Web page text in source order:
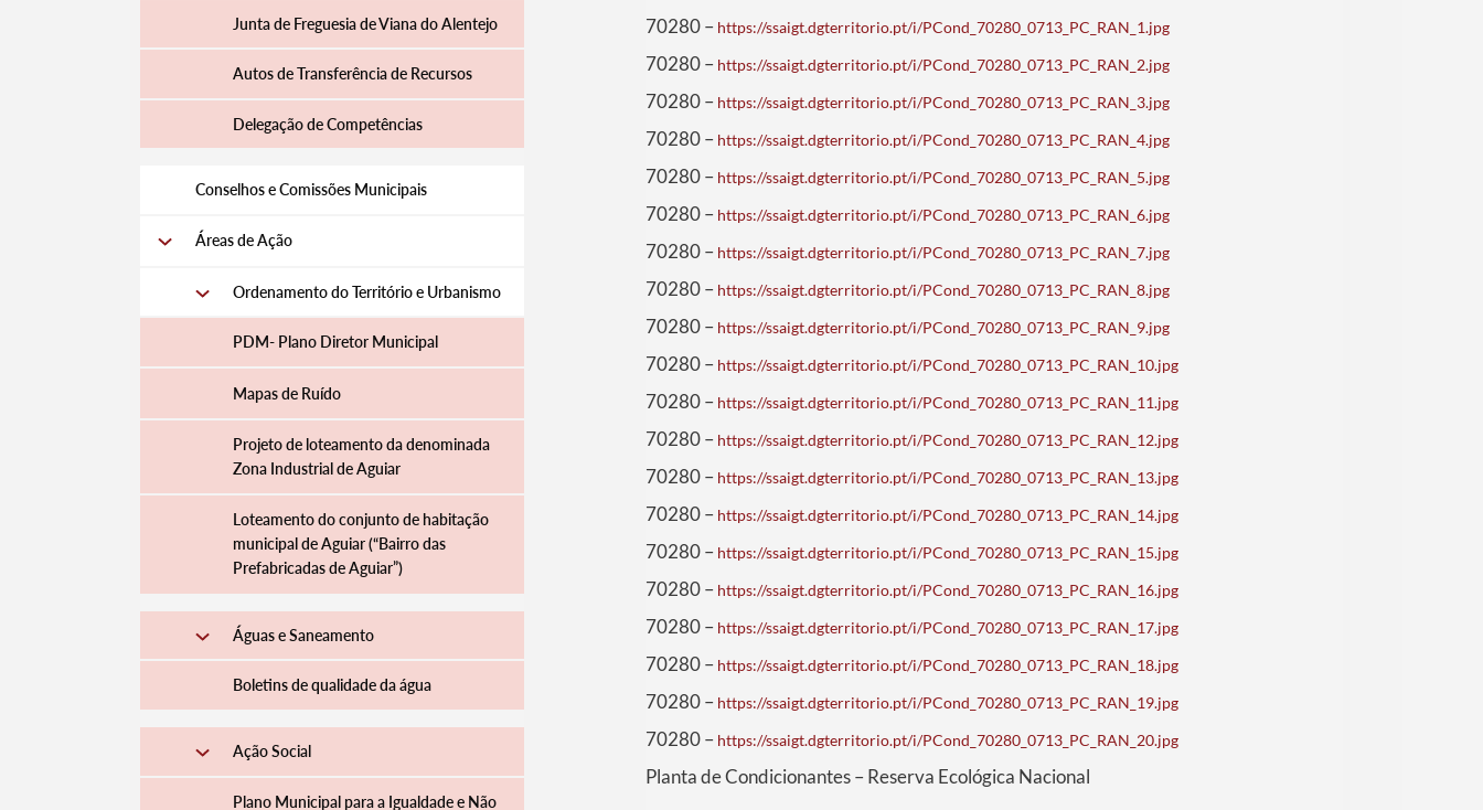
Junta de Freguesia de Viana do Alentejo
Autos de Transferência de Recursos
Delegação de Competências
Conselhos e Comissões Municipais
Áreas de Ação
Ordenamento do Território e Urbanismo
PDM- Plano Diretor Municipal
Mapas de Ruído
Projeto de loteamento da denominada
Zona Industrial de Aguiar
Loteamento do conjunto de habitação
municipal de Aguiar (“Bairro das
Prefabricadas de Aguiar”)
Águas e Saneamento
Boletins de qualidade da água
Ação Social
Plano Municipal para a Igualdade e Não
70280 – https://ssaigt.dgterritorio.pt/i/PCond_70280_0713_PC_RAN_1.jpg
70280 – https://ssaigt.dgterritorio.pt/i/PCond_70280_0713_PC_RAN_2.jpg
70280 – https://ssaigt.dgterritorio.pt/i/PCond_70280_0713_PC_RAN_3.jpg
70280 – https://ssaigt.dgterritorio.pt/i/PCond_70280_0713_PC_RAN_4.jpg
70280 – https://ssaigt.dgterritorio.pt/i/PCond_70280_0713_PC_RAN_5.jpg
70280 – https://ssaigt.dgterritorio.pt/i/PCond_70280_0713_PC_RAN_6.jpg
70280 – https://ssaigt.dgterritorio.pt/i/PCond_70280_0713_PC_RAN_7.jpg
70280 – https://ssaigt.dgterritorio.pt/i/PCond_70280_0713_PC_RAN_8.jpg
70280 – https://ssaigt.dgterritorio.pt/i/PCond_70280_0713_PC_RAN_9.jpg
70280 – https://ssaigt.dgterritorio.pt/i/PCond_70280_0713_PC_RAN_10.jpg
70280 – https://ssaigt.dgterritorio.pt/i/PCond_70280_0713_PC_RAN_11.jpg
70280 – https://ssaigt.dgterritorio.pt/i/PCond_70280_0713_PC_RAN_12.jpg
70280 – https://ssaigt.dgterritorio.pt/i/PCond_70280_0713_PC_RAN_13.jpg
70280 – https://ssaigt.dgterritorio.pt/i/PCond_70280_0713_PC_RAN_14.jpg
70280 – https://ssaigt.dgterritorio.pt/i/PCond_70280_0713_PC_RAN_15.jpg
70280 – https://ssaigt.dgterritorio.pt/i/PCond_70280_0713_PC_RAN_16.jpg
70280 – https://ssaigt.dgterritorio.pt/i/PCond_70280_0713_PC_RAN_17.jpg
70280 – https://ssaigt.dgterritorio.pt/i/PCond_70280_0713_PC_RAN_18.jpg
70280 – https://ssaigt.dgterritorio.pt/i/PCond_70280_0713_PC_RAN_19.jpg
70280 – https://ssaigt.dgterritorio.pt/i/PCond_70280_0713_PC_RAN_20.jpg
Planta de Condicionantes – Reserva Ecológica Nacional